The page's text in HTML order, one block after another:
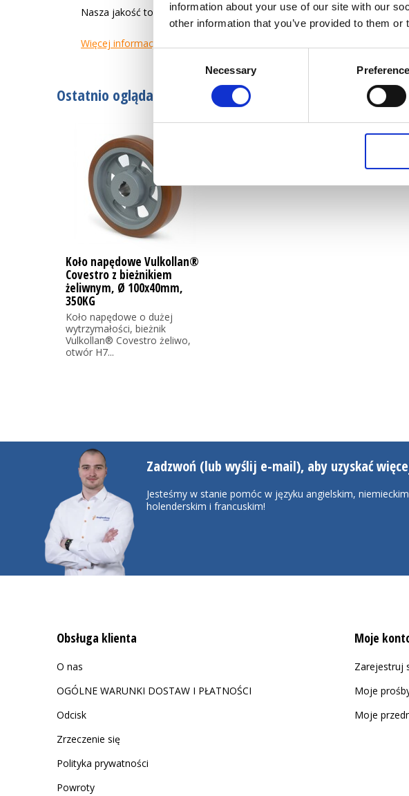
information about your use of our site with our
other information that you’ve provided to them
Necessary
Nasza jakość to tworzenie łatwiejszego życia zawodowego dla
Więcej informacji
Ostatnio oglądane
Koło napędowe Vulkollan®
Covestro z bieżnikiem
żeliwnym, Ø 100x40mm,
350KG
Koło napędowe o dużej
wytrzymałości, bieżnik
Vulkollan® Covestro żeliwo,
otwór H7...
Zadzwoń (lub wyślij e-mail), aby uzyskać
Jesteśmy w stanie pomóc w języku angielskim,
holenderskim i francuskim!
Obsługa klienta
O nas
OGÓLNE WARUNKI DOSTAW I PŁATNOŚCI
Odcisk
Zrzeczenie się
Polityka prywatności
Powroty
Moje
Zarejestruj
Moje
Moje